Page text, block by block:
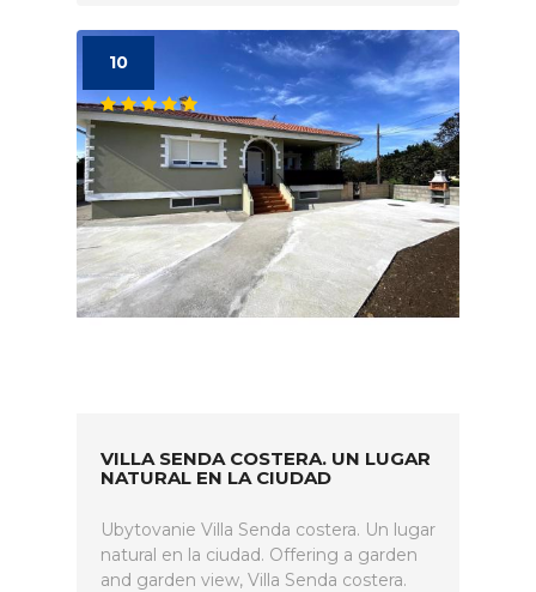
10
VILLA SENDA COSTERA. UN LUGAR
NATURAL EN LA CIUDAD
Ubytovanie Villa Senda costera. Un lugar
natural en la ciudad. Offering a garden
and garden view, Villa Senda costera.